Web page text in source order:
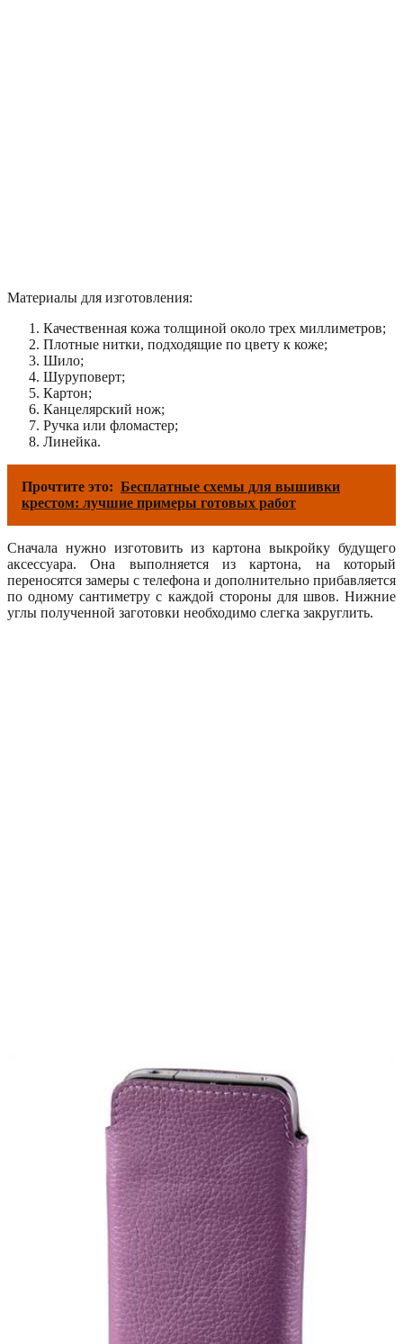
Материалы для изготовления:
Качественная кожа толщиной около трех миллиметров;
Плотные нитки, подходящие по цвету к коже;
Шило;
Шуруповерт;
Картон;
Канцелярский нож;
Ручка или фломастер;
Линейка.
Прочтите это: Бесплатные схемы для вышивки
крестом: лучшие примеры готовых работ
Сначала нужно изготовить из картона выкройку будущего
аксессуара. Она выполняется из картона, на который
переносятся замеры с телефона и дополнительно прибавляется
по одному сантиметру с каждой стороны для швов. Нижние
углы полученной заготовки необходимо слегка закруглить.